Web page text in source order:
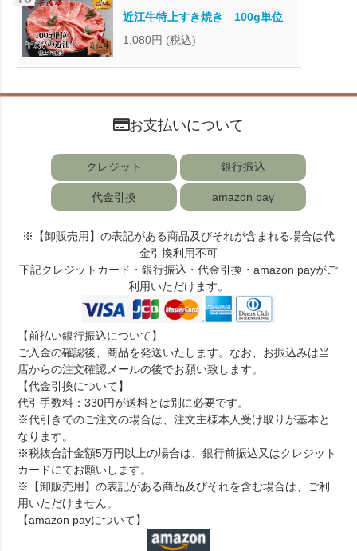
近江牛特上すき焼き 100g単位
1,080円 (税込)
お支払いについて
クレジット 銀行振込
代金引換 amazon pay
※【卸販売用】の表記がある商品及びそれが含まれる場合は代
金引換利用不可
下記クレジットカード・銀行振込・代金引換・amazon payがご
利用いただけます。
【前払い銀行振込について】
ご入金の確認後、商品を発送いたします。なお、お振込みは当
店からの注文確認メールの後でお願い致します。
【代金引換について】
代引手数料：330円が送料とは別に必要です。
※代引きでのご注文の場合は、注文主様本人受け取りが基本と
なります。
※税抜合計金額5万円以上の場合は、銀行前振込又はクレジット
カードにてお願いします。
※【卸販売用】の表記がある商品及びそれを含む場合は、ご利
用いただけません。
【amazon payについて】